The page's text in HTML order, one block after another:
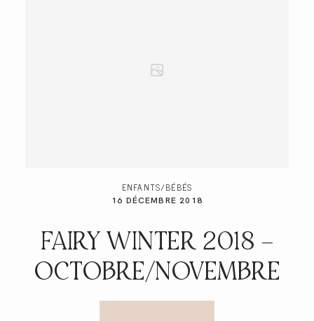
ENFANTS/BÉBÉS
16 DÉCEMBRE 2018
FAIRY WINTER 2018 –
OCTOBRE/NOVEMBRE